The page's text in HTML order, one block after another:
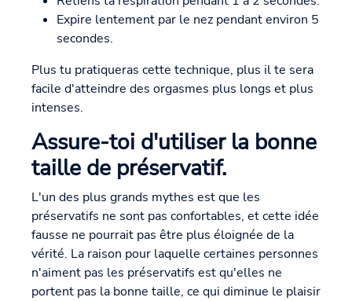
Expire lentement par le nez pendant environ 5
secondes.
Plus tu pratiqueras cette technique, plus il te sera
facile d'atteindre des orgasmes plus longs et plus
intenses.
Assure-toi d'utiliser la bonne
taille de préservatif.
L'un des plus grands mythes est que les
préservatifs ne sont pas confortables, et cette idée
fausse ne pourrait pas être plus éloignée de la
vérité. La raison pour laquelle certaines personnes
n'aiment pas les préservatifs est qu'elles ne
portent pas la bonne taille, ce qui diminue le plaisir